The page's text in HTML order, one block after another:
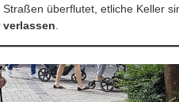
überflutet, etliche Keller
verlassen